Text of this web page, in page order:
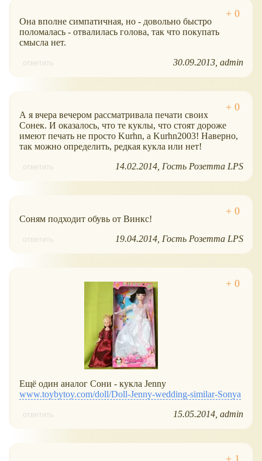
Она вполне симпатичная, но - довольно быстро
поломалась - отвалилась голова, так что покупать
смысла нет.
ответить 30.09.2013 admin
А я вчера вечером рассматривала печати своих
Сонек. И оказалось, что те куклы, что стоят дороже
имеют печать не просто Kurhn, а Kurhn2003! Наверно,
так можно определить, редкая кукла или нет!
ответить 14.02.2014 Гость Розетта LPS
Соням подходит обувь от Винкс!
ответить 19.04.2014 Гость Розетта LPS
Ещё один аналог Сони - кукла Jenny
www.toybytoy.com/doll/Doll-Jenny-wedding-similar-Sonya
ответить 15.05.2014 admin